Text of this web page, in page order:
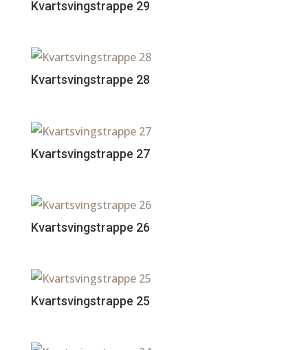
Kvartsvingstrappe 29
Kvartsvingstrappe 28
Kvartsvingstrappe 27
Kvartsvingstrappe 26
Kvartsvingstrappe 25